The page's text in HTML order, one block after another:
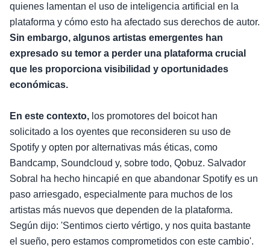
quienes lamentan el uso de inteligencia artificial en la
plataforma y cómo esto ha afectado sus derechos de autor.
Sin embargo, algunos artistas emergentes han
expresado su temor a perder una plataforma crucial
que les proporciona visibilidad y oportunidades
económicas.
En este contexto, los promotores del boicot han
solicitado a los oyentes que reconsideren su uso de
Spotify y opten por alternativas más éticas, como
Bandcamp, Soundcloud y, sobre todo, Qobuz. Salvador
Sobral ha hecho hincapié en que abandonar Spotify es un
paso arriesgado, especialmente para muchos de los
artistas más nuevos que dependen de la plataforma.
Según dijo: 'Sentimos cierto vértigo, y nos quita bastante
el sueño, pero estamos comprometidos con este cambio'.